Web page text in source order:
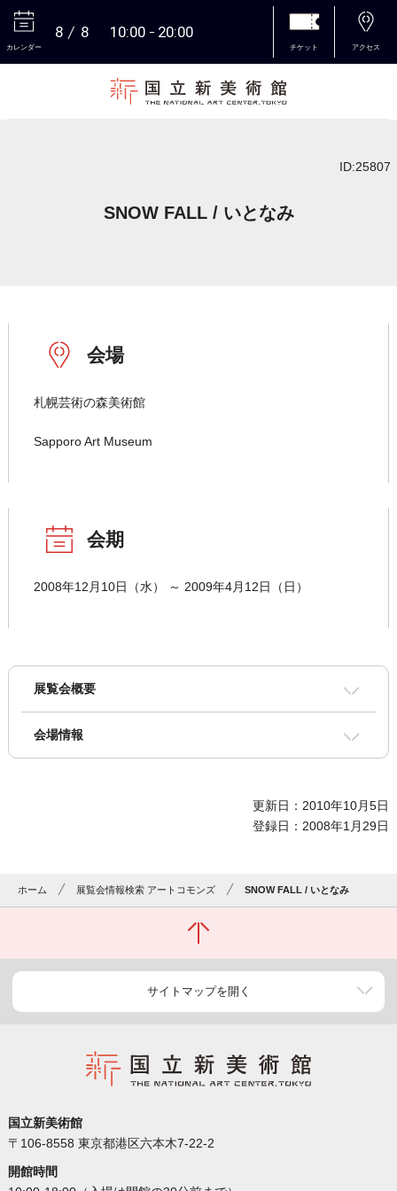
カレンダー
8 8 10:00 20:00
チケット アクセス
ID:25807
SNOW FALL / いとなみ
会場
札幌芸術の森美術館
Sapporo Art Museum
会期
2008年12月10日（水） ～ 2009年4月12日（日）
展覧会概要
会場情報
更新日：2010年10月5日
登録日：2008年1月29日
ホーム 展覧会情報検索 アートコモンズ SNOW FALL / いとなみ
サイトマップを開く
国立新美術館
〒106-8558 東京都港区六本木7-22-2
開館時間